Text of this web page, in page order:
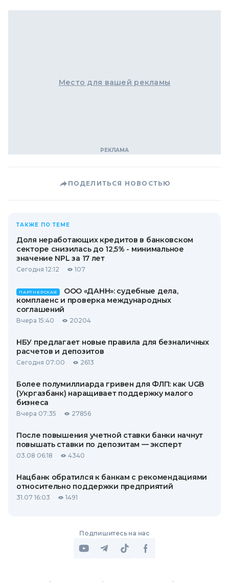
Место для вашей рекламы
ПОДЕЛИТЬСЯ НОВОСТЬЮ
ТАКЖЕ ПО ТЕМЕ
Доля неработающих кредитов в банковском
секторе снизилась до 12,5% - минимальное
значение NPL за 17 лет
Сегодня 12:12 107
ПАРТНЕРСКАЯ
ООО «ДАНН»: судебные дела,
комплаенс и проверка международных
соглашений
Вчера 15:40 20204
НБУ предлагает новые правила для безналичных
расчетов и депозитов
Сегодня 07:00 2613
Более полумиллиарда гривен для ФЛП: как UGB
(Укргазбанк) наращивает поддержку малого
бизнеса
Вчера 07:35 27856
После повышения учетной ставки банки начнут
повышать ставки по депозитам — эксперт
03.08 06:18 4340
Нацбанк обратился к банкам с рекомендациями
относительно поддержки предприятий
31.07 16:03 1491
Подпишитесь на нас